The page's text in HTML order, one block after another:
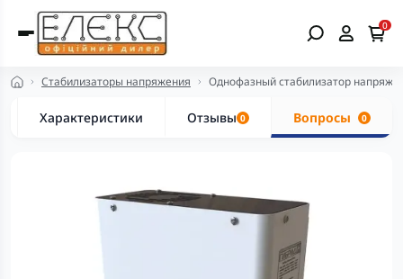
0
Стабилизаторы напряжения Однофазный стабилизатор
Характеристики Отзывы 0 Вопросы 0